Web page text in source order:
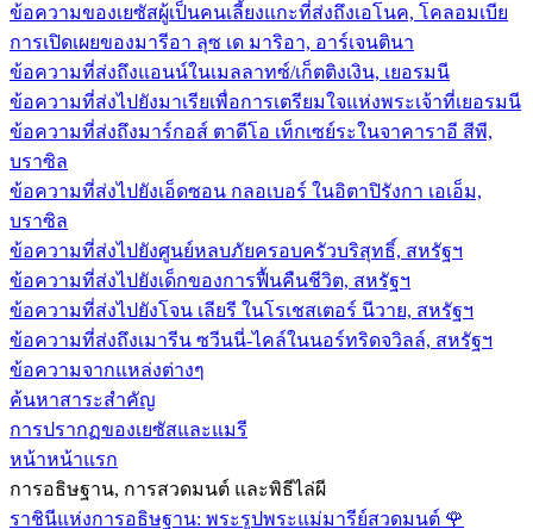
ข้อความของเยซัสผู้เป็นคนเลี้ยงแกะที่ส่งถึงเอโนค, โคลอมเบีย
การเปิดเผยของมารีอา ลุซ เด มาริอา, อาร์เจนตินา
ข้อความที่ส่งถึงแอนน์ในเมลลาทซ์/เก็ตติงเงิน, เยอรมนี
ข้อความที่ส่งไปยังมาเรียเพื่อการเตรียมใจแห่งพระเจ้าที่เยอรมนี
ข้อความที่ส่งถึงมาร์กอส์ ตาดีโอ เท็กเซย์ระในจาคาราอี สีพี,
บราซิล
ข้อความที่ส่งไปยังเอ็ดซอน กลอเบอร์ ในอิตาปิรังกา เอเอ็ม,
บราซิล
ข้อความที่ส่งไปยังศูนย์หลบภัยครอบครัวบริสุทธิ์, สหรัฐฯ
ข้อความที่ส่งไปยังเด็กของการฟื้นคืนชีวิต, สหรัฐฯ
ข้อความที่ส่งไปยังโจน เลียรี ในโรเชสเตอร์ นีวาย, สหรัฐฯ
ข้อความที่ส่งถึงเมารีน ซวีนนี่-ไคล์ในนอร์ทริดจวิลล์, สหรัฐฯ
ข้อความจากแหล่งต่างๆ
ค้นหาสาระสำคัญ
การปรากฏของเยซัสและแมรี
หน้าหน้าแรก
การอธิษฐาน, การสวดมนต์ และพิธีไล่ผี
ราชินีแห่งการอธิษฐาน: พระรูปพระแม่มารีย์สวดมนต์ 🌹